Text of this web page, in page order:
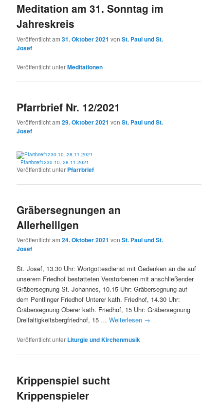
Meditation am 31. Sonntag im
Jahreskreis
Veröffentlicht am31. Oktober 2021 vonSt. Paul und St.
Josef
Veröffentlicht unterMeditationen
Pfarrbrief Nr. 12/2021
Veröffentlicht am29. Oktober 2021 vonSt. Paul und St.
Josef
Pfarrbrief1230.10.-28.11.2021
Veröffentlicht unter Pfarrbrief
Gräbersegnungen an
Allerheiligen
Veröffentlicht am24. Oktober 2021 vonSt. Paul und St.
Josef
St. Josef, 13.30 Uhr: Wortgottesdienst mit Gedenken an die auf
unserem Friedhof bestatteten Verstorbenen mit anschließender
Gräbersegnung St. Johannes, 10.15 Uhr: Gräbersegnung auf
dem Pentlinger Friedhof Unterer kath. Friedhof, 14.30 Uhr:
Gräbersegnung Oberer kath. Friedhof, 15 Uhr: Gräbersegnung
Dreifaltigkeitsbergfriedhof, 15 …Weiterlesen →
Veröffentlicht unter Liturgie und Kirchenmusik
Krippenspiel sucht
Krippenspieler